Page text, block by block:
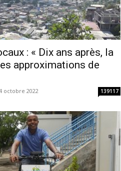
: « Dix ans après, la
approximations de
octobre 2022 139117